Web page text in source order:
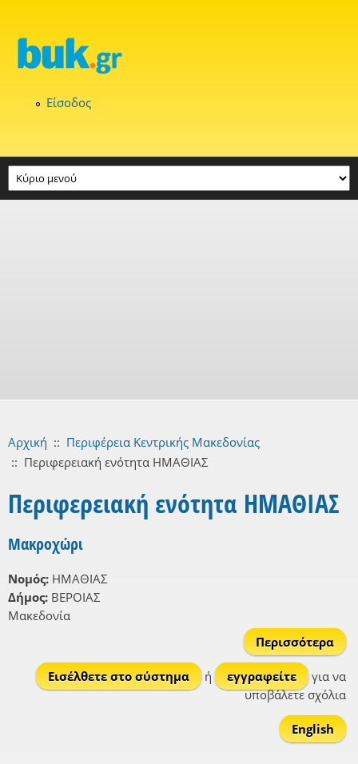
Είσοδος
Αρχική :: Περιφέρεια Κεντρικής Μακεδονίας
:: Περιφερειακή ενότητα ΗΜΑΘΙΑΣ
Περιφερειακή ενότητα ΗΜΑΘΙΑΣ
Μακροχώρι
Νομός: ΗΜΑΘΙΑΣ
Δήμος: ΒΕΡΟΙΑΣ
Μακεδονία
Περισσότερα
Εισέλθετε στο σύστημα
ή εγγραφείτε
για να
υποβάλετε σχόλια
English